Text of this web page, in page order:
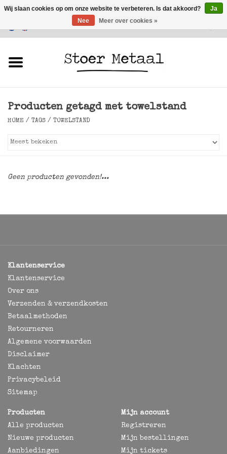
Klantenservice
Verlichting
Producten getagd met towelstand
HOME / TAGS / TOWELSTAND
Geen producten gevonden!...
Klantenservice
Klantenservice
Over ons
Verzenden & verzendkosten
Betaalmethoden
Retourneren
Algemene voorwaarden
Disclaimer
Klachten
Privacybeleid
Sitemap
Producten
Alle producten
Nieuwe producten
Aanbiedingen
Mijn account
Registreren
Mijn bestellingen
Mijn tickets
Wij slaan cookies op om onze website te verbeteren. Is dat akkoord?
Ja
Nee
Meer over cookies »